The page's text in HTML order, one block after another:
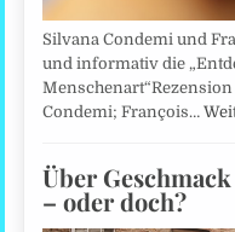
Silvana Condemi und
und informativ die
Condemi; François…
Über
– oder doch?